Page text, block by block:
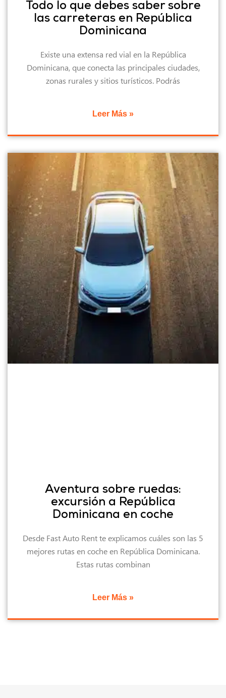
Todo lo que debes saber sobre
las carreteras en República
Dominicana
Existe una extensa red vial en la República
Dominicana, que conecta las principales ciudades,
zonas rurales y sitios turísticos. Podrás
Leer Más »
Aventura sobre ruedas:
excursión a República
Dominicana en coche
Desde Fast Auto Rent te explicamos cuáles son las 5
mejores rutas en coche en República Dominicana.
Estas rutas combinan
Leer Más »